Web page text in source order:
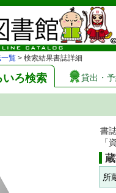
覧 > 検索結果書誌詳細
いろ検索 貸出・
書
「
所